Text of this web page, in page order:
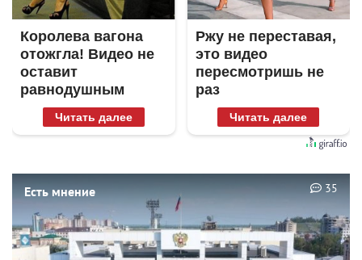
Королева вагона
отожгла! Видео не
оставит
равнодушным
Читать далее
Ржу не переставая,
это видео
пересмотришь не
раз
Читать далее
Есть мнение 35